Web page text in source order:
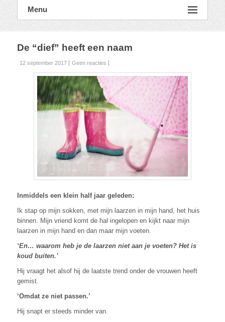
Menu
De “dief” heeft een naam
12 september 2017 Geen reacties
Inmiddels een klein half jaar geleden:
Ik stap op mijn sokken, met mijn laarzen in mijn hand, het huis
binnen. Mijn vriend komt de hal ingelopen en kijkt naar mijn
laarzen in mijn hand en dan maar mijn voeten.
‘En… waarom heb je de laarzen niet aan je voeten? Het is
koud buiten.’
Hij vraagt het alsof hij de laatste trend onder de vrouwen heeft
gemist.
‘Omdat ze niet passen.’
Hij snapt er steeds minder van.